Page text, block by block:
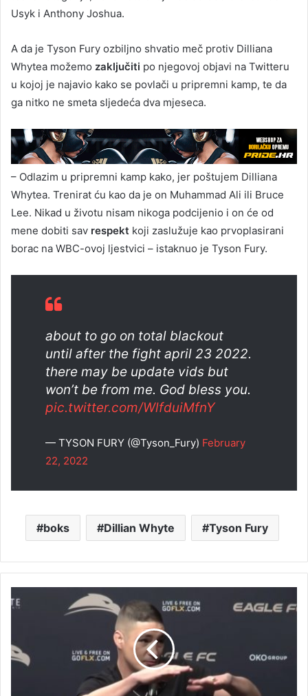
Usyk i Anthony Joshua.
A da je Tyson Fury ozbiljno shvatio meč protiv Dilliana
Whytea možemo zaključiti po njegovoj objavi na Twitteru
u kojoj je najavio kako se povlači u pripremni kamp, te da
ga nitko ne smeta sljedeća dva mjeseca.
– Odlazim u pripremni kamp kako, jer poštujem Dilliana
Whytea. Trenirat ću kao da je on Muhammad Ali ili Bruce
Lee. Nikad u životu nisam nikoga podcijenio i on će od
mene dobiti sav respekt koji zaslužuje kao prvoplasirani
borac na WBC-ovoj ljestvici – istaknuo je Tyson Fury.
about to go on total blackout
until after the fight april 23 2022.
there may be update vids but
won’t be from me. God bless you.
pic.twitter.com/WlfduiMfnY
— TYSON FURY (@Tyson_Fury) February
22, 2022
boks Dillian Whyte Tyson Fury